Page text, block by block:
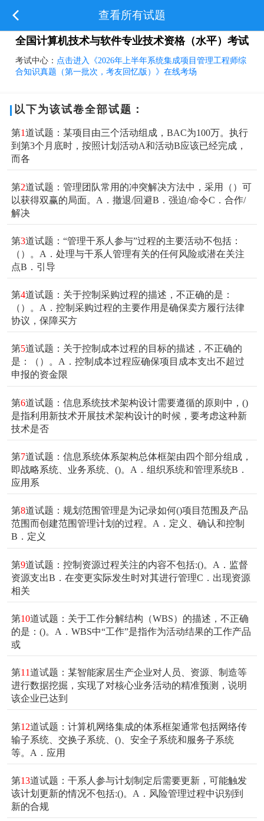
查看所有试题
全国计算机技术与软件专业技术资格（水平）考试
考试中心： 点击进入《2026年上半年系统集成项目管理工程师综
合知识真题（第一批次，考友回忆版）》在线考场
以下为该试卷全部试题：
第1道试题：某项目由三个活动组成，BAC为100万。执行
到第3个月底时，按照计划活动A和活动B应该已经完成，
而各
第2道试题：管理团队常用的冲突解决方法中，采用（）可
以获得双赢的局面。A．撤退/回避B．强迫/命令C．合作/
解决
第3道试题：“管理干系人参与”过程的主要活动不包括：
（）。A．处理与干系人管理有关的任何风险或潜在关注
点B．引导
第4道试题：关于控制采购过程的描述，不正确的是：
（）。A．控制采购过程的主要作用是确保卖方履行法律
协议，保障买方
第5道试题：关于控制成本过程的目标的描述，不正确的
是：（）。A．控制成本过程应确保项目成本支出不超过
申报的资金限
第6道试题：信息系统技术架构设计需要遵循的原则中，()
是指利用新技术开展技术架构设计的时候，要考虑这种新
技术是否
第7道试题：信息系统体系架构总体框架由四个部分组成，
即战略系统、业务系统、()。A．组织系统和管理系统B．
应用系
第8道试题：规划范围管理是为记录如何()项目范围及产品
范围而创建范围管理计划的过程。A．定义、确认和控制
B．定义
第9道试题：控制资源过程关注的内容不包括:()。A．监督
资源支出B．在变更实际发生时对其进行管理C．出现资源
相关
第10道试题：关于工作分解结构（WBS）的描述，不正确
的是：()。A．WBS中“工作”是指作为活动结果的工作产品
或
第11道试题：某智能家居生产企业对人员、资源、制造等
进行数据挖掘，实现了对核心业务活动的精准预测，说明
该企业已达到
第12道试题：计算机网络集成的体系框架通常包括网络传
输子系统、交换子系统、()、安全子系统和服务子系统
等。A．应用
第13道试题：干系人参与计划制定后需要更新，可能触发
该计划更新的情况不包括:()。A．风险管理过程中识别到
新的合规